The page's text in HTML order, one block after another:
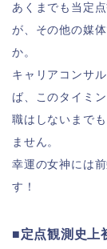
あくまでも当定
が、その他の媒
か。
キャリアコンサ
ば、このタイミ
職はしないまで
ません。
幸運の女神には
す！
■定点観測史上